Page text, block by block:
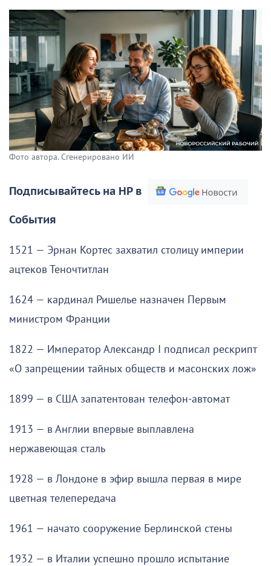
Фото автора. Сгенерировано ИИ
Подписывайтесь на НР в
События
1521 — Эрнан Кортес захватил столицу империи
ацтеков Теночтитлан
1624 — кардинал Ришелье назначен Первым
министром Франции
1822 — Император Александр I подписал рескрипт
«О запрещении тайных обществ и масонских лож»
1899 — в США запатентован телефон-автомат
1913 — в Англии впервые выплавлена
нержавеющая сталь
1928 — в Лондоне в эфир вышла первая в мире
цветная телепередача
1961 — начато сооружение Берлинской стены
1932 — в Италии успешно прошло испытание